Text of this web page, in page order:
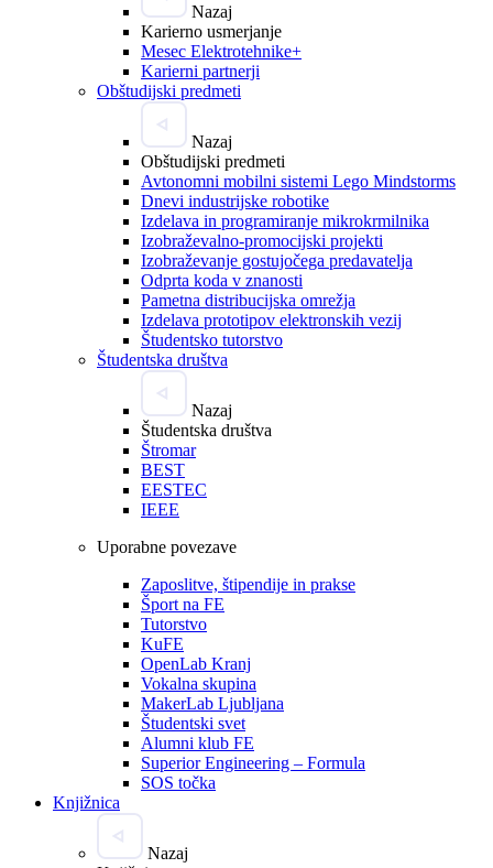
Nazaj
Karierno usmerjanje
Mesec Elektrotehnike+
Karierni partnerji
Obštudijski predmeti
Nazaj
Obštudijski predmeti
Avtonomni mobilni sistemi Lego Mindstorms
Dnevi industrijske robotike
Izdelava in programiranje mikrokrmilnika
Izobraževalno-promocijski projekti
Izobraževanje gostujočega predavatelja
Odprta koda v znanosti
Pametna distribucijska omrežja
Izdelava prototipov elektronskih vezij
Študentsko tutorstvo
Študentska društva
Nazaj
Študentska društva
Štromar
BEST
EESTEC
IEEE
Uporabne povezave
Zaposlitve, štipendije in prakse
Šport na FE
Tutorstvo
KuFE
OpenLab Kranj
Vokalna skupina
MakerLab Ljubljana
Študentski svet
Alumni klub FE
Superior Engineering – Formula
SOS točka
Knjižnica
Nazaj